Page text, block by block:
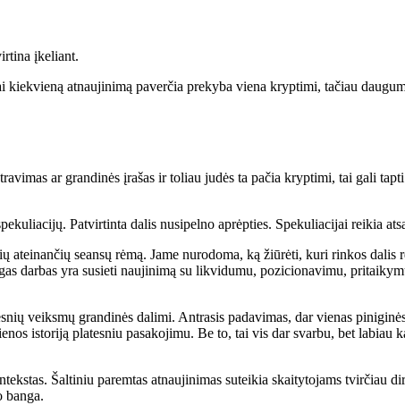
įkeliant.
atnaujinimą paverčia prekyba viena kryptimi, tačiau
ar grandinės įrašas ir toliau judės ta pačia kryptimi, tai gali
Patvirtinta dalis nusipelno aprėpties. Spekuliacijai reikia
seansų rėmą. Jame nurodoma, ką žiūrėti, kuri rinkos
darbas yra susieti naujinimą su likvidumu, pozicionavimu,
veiksmų grandinės dalimi. Antrasis padavimas, dar vienas
istoriją platesniu pasakojimu. Be to, tai vis dar svarbu, bet labiau
Šaltiniu paremtas atnaujinimas suteikia skaitytojams
banga.